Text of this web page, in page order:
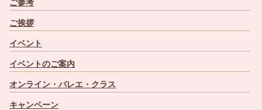
ご参考
ご挨拶
イベント
イベントのご案内
オンライン・バレエ・クラス
キャンペーン